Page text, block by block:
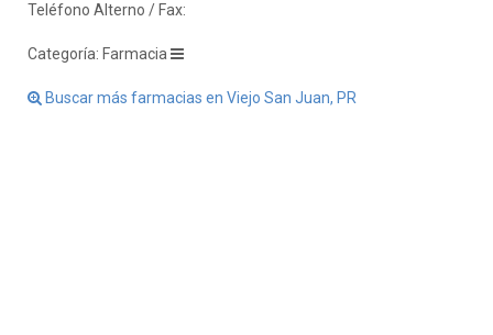
Teléfono Alterno / Fax:
Categoría: Farmacia
Buscar más farmacias en Viejo San Juan, PR